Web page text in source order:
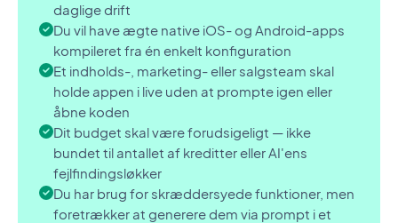
daglige drift
Du vil have ægte native iOS- og Android-apps
kompileret fra én enkelt konfiguration
Et indholds-, marketing- eller salgsteam skal
holde appen i live uden at prompte igen eller
åbne koden
Dit budget skal være forudsigeligt — ikke
bundet til antallet af kreditter eller AI'ens
fejlfindingsløkker
Du har brug for skræddersyede funktioner, men
foretrækker at generere dem via prompt i et